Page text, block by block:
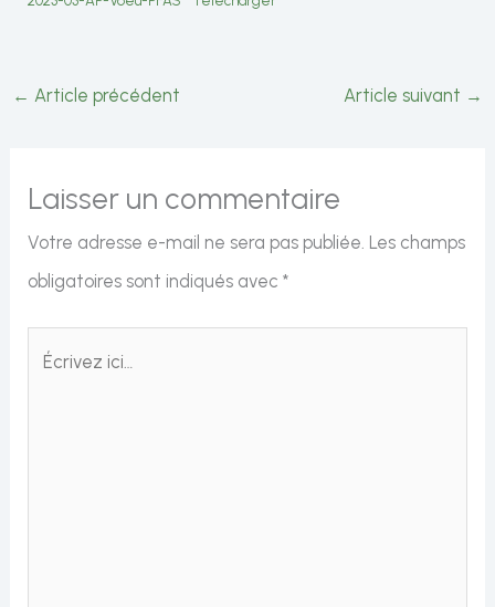
← Article précédent Article suivant →
Laisser un commentaire
Votre adresse e-mail ne sera pas publiée. Les champs
obligatoires sont indiqués avec*
Écrivez